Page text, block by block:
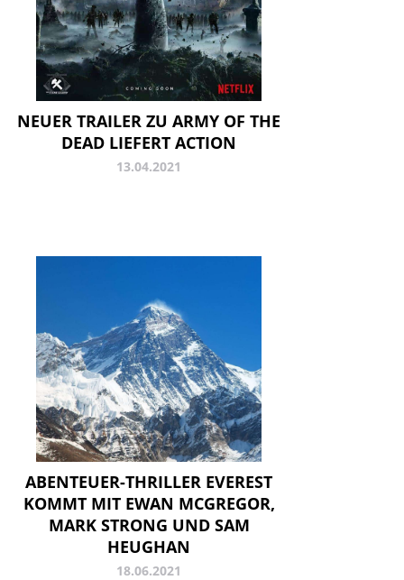
NEUER TRAILER ZU ARMY OF THE
DEAD LIEFERT ACTION
13.04.2021
ABENTEUER-THRILLER EVEREST
KOMMT MIT EWAN MCGREGOR,
MARK STRONG UND SAM
HEUGHAN
18.06.2021